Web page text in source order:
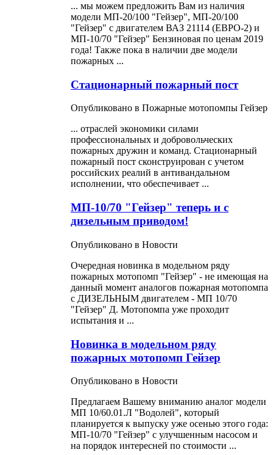
... мы можем предложить Вам из наличия
модели МП-20/100 "Гейзер", МП-20/100
"Гейзер" с двигателем ВАЗ 21114 (ЕВРО-2) и
МП-10/70 "Гейзер" Бензиновая по ценам 2019
года! Также пока в наличии две модели
пожарных ...
Стационарный пожарный пост
Опубликовано в Пожарные мотопомпы Гейзер
... отраслей экономики силами
профессиональных и добровольческих
пожарных дружин и команд. Стационарный
пожарный пост сконструирован с учетом
российских реалий в антивандальном
исполнении, что обеспечивает ...
МП-10/70 "Гейзер" теперь и с
дизельным приводом!
Опубликовано в Новости
Очередная новинка в модельном ряду
пожарных мотопомп "Гейзер" - не имеющая на
данный момент аналогов пожарная мотопомпа
с ДИЗЕЛЬНЫМ двигателем - МП 10/70
"Гейзер" Д. Мотопомпа уже проходит
испытания и ...
Новинка в модельном ряду
пожарных мотопомп Гейзер
Опубликовано в Новости
Предлагаем Вашему вниманию аналог модели
МП 10/60.01.Л "Водолей", который
планируется к выпуску уже осенью этого года:
МП-10/70 "Гейзер" с улучшенным насосом и
на порядок интересней по стоимости ...